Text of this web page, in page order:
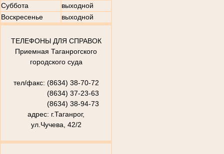
Суббота
выходной
Воскресенье
выходной
ТЕЛЕФОНЫ ДЛЯ СПРАВОК
Приемная Таганрогского
городского суда
тел/факс: (8634) 38-70-72
(8634) 37-23-63
(8634) 38-94-73
адрес: г.Таганрог,
ул.Чучева, 42/2